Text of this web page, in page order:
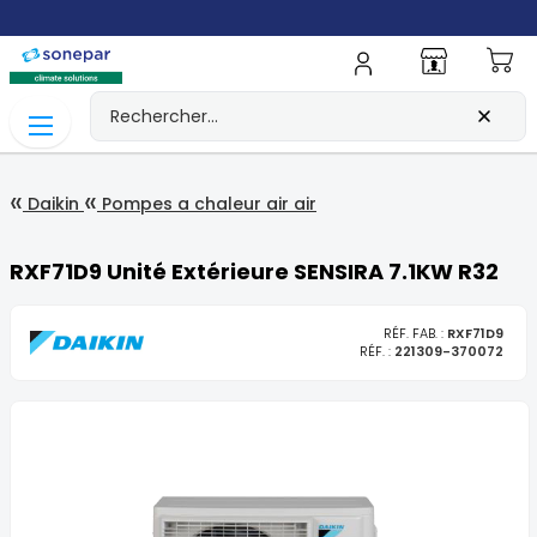
Daikin Pompes a chaleur air air
RXF71D9 Unité Extérieure SENSIRA 7.1KW R32
RÉF. FAB. : RXF71D9
RÉF. : 221309-370072